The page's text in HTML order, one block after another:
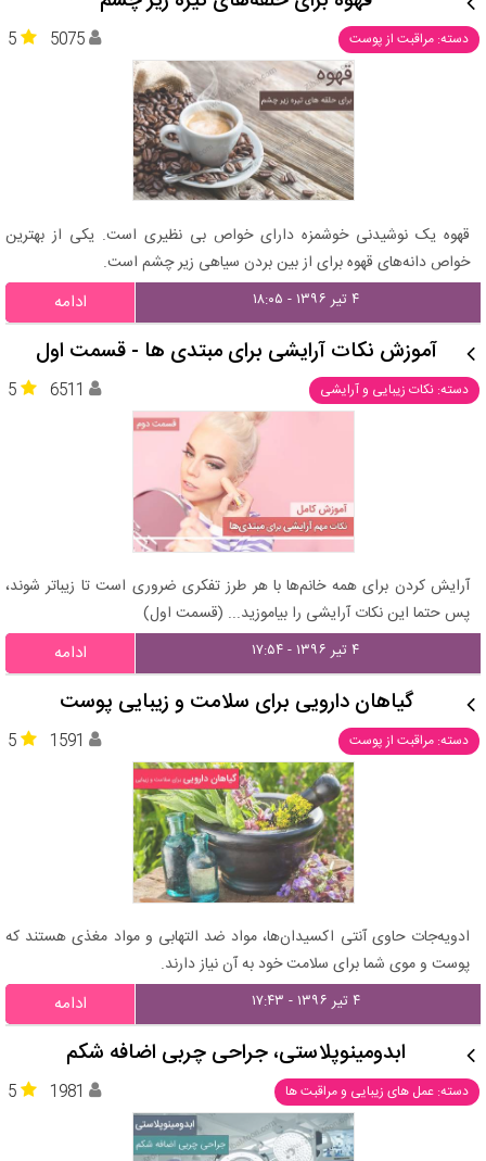
دسته: مراقبت از پوست 5 5075
قهوه یک نوشیدنی خوشمزه دارای خواص بی نظیری است. یکی از بهترین
خواص دانه‌های قهوه برای از بین بردن سیاهی زیر چشم است.
۴ تیر ۱۳۹۶ - ۱۸:۰۵ ادامه
آموزش نکات آرایشی برای مبتدی ها - قسمت اول
دسته: نکات زیبایی و آرایشی 5 6511
آرایش کردن برای همه خانم‌ها با هر طرز تفکری ضروری است تا زیباتر شوند،
پس حتما این نکات آرایشی را بیاموزید... (قسمت اول)
۴ تیر ۱۳۹۶ - ۱۷:۵۴ ادامه
گیاهان دارویی برای سلامت و زیبایی پوست
دسته: مراقبت از پوست 5 1591
ادویه‌جات حاوی آنتی اکسیدان‌ها، مواد ضد التهابی و مواد مغذی هستند که
پوست و موی شما برای سلامت خود به آن نیاز دارند.
۴ تیر ۱۳۹۶ - ۱۷:۴۳ ادامه
ابدومینوپلاستی، جراحی چربی اضافه شکم
دسته: عمل های زیبایی و مراقبت ها 5 1981